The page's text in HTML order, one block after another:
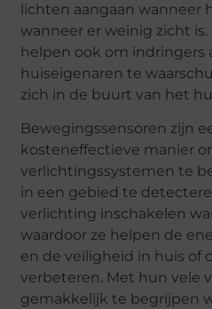
lichten aangaan wanneer
wanneer er weinig zicht
helpen ook om indringers
huiseigenaren te
zich in de buurt van het
Bewegingssensoren zijn
kosteneffectieve manier
verlichtingssystemen te
in een gebied te
verlichting inschakelen
waardoor ze helpen de
en de veiligheid in huis of
verbeteren. Met hun vele
gemakkelijk te begrijpen